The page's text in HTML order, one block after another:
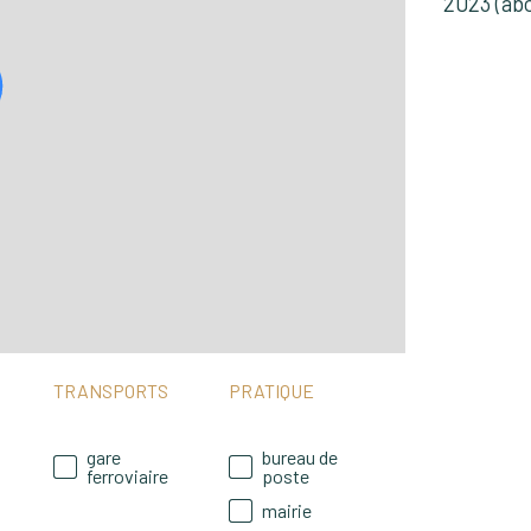
TRANSPORTS
gare
ferroviaire
PRATIQUE
bureau de
poste
mairie